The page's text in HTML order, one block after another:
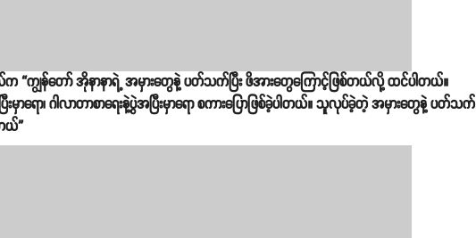
ကျွန်တော် အိုနာနာရဲ့ အမှားတွေနဲ့ ပတ်သက်ပြီး ဖိအားတွေကြောင့်ဖြစ်တယ်လို့ ထင်ပါတယ်။
ာရော၊ ဂါလာတာစာရေးနဲ့ပွဲအပြီးမှာရော စကားပြောဖြစ်ခဲ့ပါတယ်။ သူလုပ်ခဲ့တဲ့ အမှားတွေနဲ့ ပတ်သက်
ယ်”